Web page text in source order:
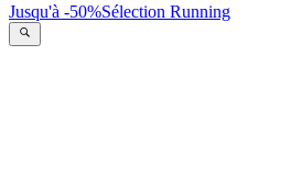
Jusqu'à -50%Sélection Running